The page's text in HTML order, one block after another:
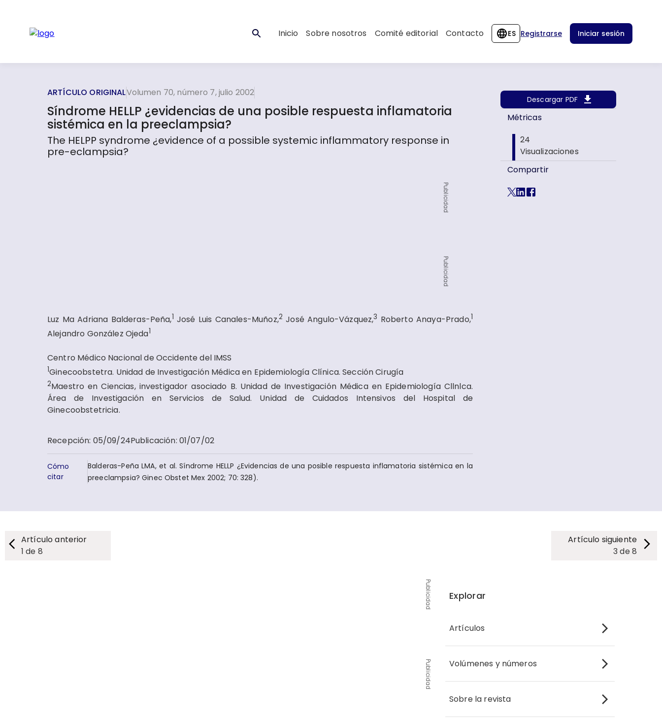
Inicio Sobre nosotros Comité editorial Contacto ES Registrarse Iniciar sesión
ARTÍCULO ORIGINALVolumen 70, número 7, julio 2002
Síndrome HELLP ¿evidencias de una posible respuesta inflamatoria
sistémica en la preeclampsia?
The HELPP syndrome ¿evidence of a possible systemic inflammatory response in
pre-eclampsia?
Publicidad
Publicidad
Luz Ma Adriana Balderas-Peña,1 José Luis Canales-Muñoz,2 José Angulo-Vázquez,3 Roberto Anaya-Prado,1
Alejandro González Ojeda1
Centro Médico Nacional de Occidente del IMSS
1Ginecoobstetra. Unidad de Investigación Médica en Epidemiología Clínica. Sección Cirugía
2Maestro en Ciencias, investigador asociado B. Unidad de Investigación Médica en Epidemiología Cllnlca.
Área de Investigación en Servicios de Salud. Unidad de Cuidados Intensivos del Hospital de
Ginecoobstetricia.
Recepción: 05/09/24Publicación: 01/07/02
Cómo
citar
Balderas-Peña LMA, et al. Síndrome​ HELLP ¿Evidencias de una posible​ respuesta inflamatoria sistémica en​ la
preeclampsia? Ginec Obstet Mex​ 2002; 70: 328).
Descargar PDF
Métricas
24
Visualizaciones
Compartir
Artículo anterior
1 de 8
Artículo siguiente
3 de8
Publicidad
Publicidad
Explorar
Artículos
Volúmenes y números
Sobre la revista